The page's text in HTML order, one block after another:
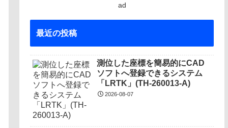
ad
最近の投稿
測位した座標を簡易的にCAD
ソフトへ登録できるシステム
「LRTK」(TH-260013-A)
2026-08-07